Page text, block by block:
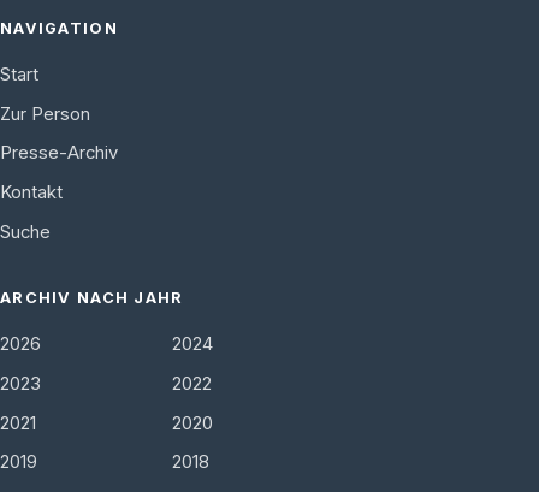
NAVIGATION
Start
Zur Person
Presse-Archiv
Kontakt
Suche
ARCHIV NACH JAHR
2026
2024
2023
2022
2021
2020
2019
2018